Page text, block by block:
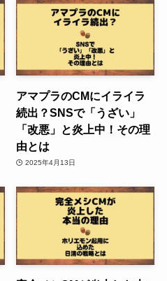
アマプラのCMにイライラ
続出？SNSで「うざい」
「改悪」と炎上中！その理
由とは
2025年4月13日